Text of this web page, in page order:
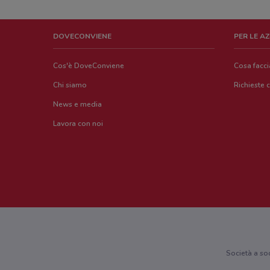
DOVECONVIENE
Cos'è DoveConviene
Chi siamo
News e media
Lavora con noi
PER LE
Cosa
Richieste
Società a